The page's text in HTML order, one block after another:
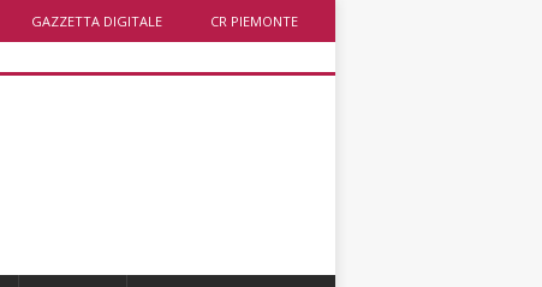
GAZZETTA DIGITALE CR PIEMONTE